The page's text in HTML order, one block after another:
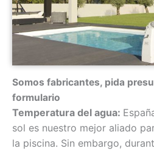
Somos fabricantes, pida
formulario
Temperatura del agua:
sol es nuestro mejor aliado
la piscina. Sin embargo,